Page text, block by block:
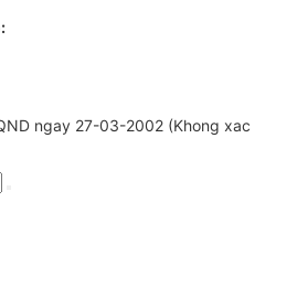
ngay 27-03-2002 (Khong xac